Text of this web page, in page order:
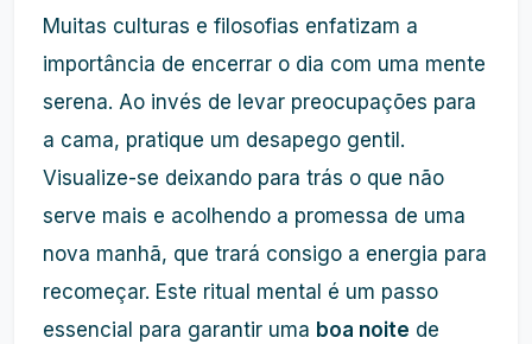
Muitas culturas e filosofias enfatizam a
importância de encerrar o dia com uma mente
serena. Ao invés de levar preocupações para
a cama, pratique um desapego gentil.
Visualize-se deixando para trás o que não
serve mais e acolhendo a promessa de uma
nova manhã, que trará consigo a energia para
recomeçar. Este ritual mental é um passo
essencial para garantir uma boa noite de